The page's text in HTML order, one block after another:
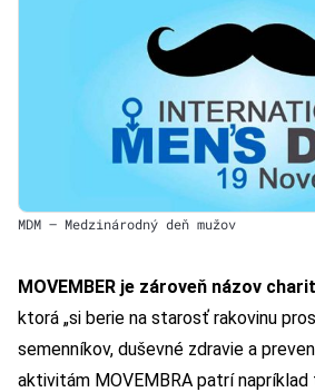
MDM – Medzinárodný deň mužov
MOVEMBER je zároveň názov
ktorá „si berie na starosť rakovinu
semenníkov, duševné zdravie a
aktivitám MOVEMBRA patrí napríklad